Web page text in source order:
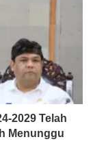
2029 Telah
Menunggu